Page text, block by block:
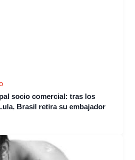
socio comercial: tras los
Brasil retira su embajador